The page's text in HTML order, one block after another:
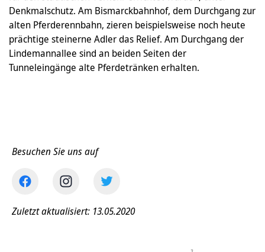
Denkmalschutz. Am Bismarckbahnhof, dem Durchgang zur
alten Pferderennbahn, zieren beispielsweise noch heute
prächtige steinerne Adler das Relief. Am Durchgang der
Lindemannallee sind an beiden Seiten der
Tunneleingänge alte Pferdetränken erhalten.
Besuchen Sie uns auf
Zuletzt aktualisiert: 13.05.2020